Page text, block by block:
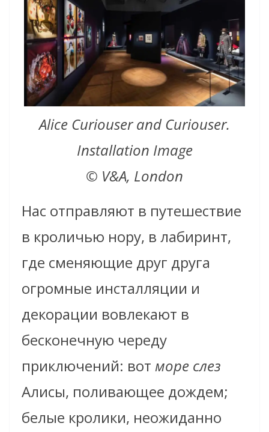
Alice Curiouser and Curiouser.
Installation Image
© V&A, London
Нас отправляют в путешествие
в кроличью нору, в лабиринт,
где сменяющие друг друга
огромные инсталляции и
декорации вовлекают в
бесконечную череду
приключений: вот море слез
Алисы, поливающее дождем;
белые кролики, неожиданно